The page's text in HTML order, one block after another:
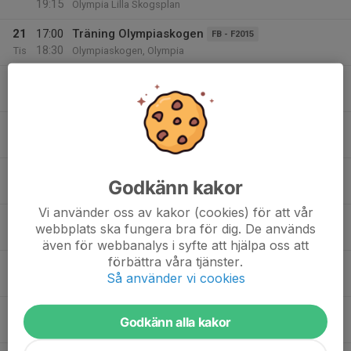
19:15 Olympia Lilla Skogsplan
21
Tis
17:00
18:30
Träning Olympiaskogen FB - F2015
Olympiaskogen, Olympia
Olympia B-plan
FB - P2012
Konstgräs Olympia
Skolbackens IP
19:30
21:00
Träning Olympia FB - F2010-2011
Olympia konstgräs
Fotbollsträning FB - P2015
Nydala Umeå
23
Tor
Godkänn kakor
Vi använder oss av kakor (cookies) för att vår
webbplats ska fungera bra för dig. De används
även för webbanalys i syfte att hjälpa oss att
förbättra våra tjänster.
Så använder vi cookies
Godkänn alla kakor